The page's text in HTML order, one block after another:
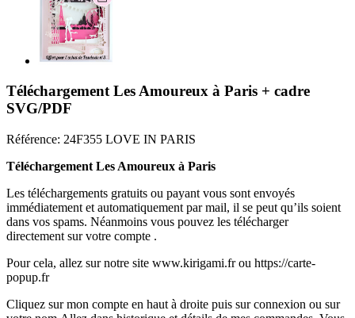
Téléchargement Les Amoureux à Paris + cadre
SVG/PDF
Référence: 24F355 LOVE IN PARIS
Téléchargement Les Amoureux à Paris
Les téléchargements gratuits ou payant vous sont envoyés
immédiatement et automatiquement par mail, il se peut qu’ils soient
dans vos spams. Néanmoins vous pouvez les télécharger
directement sur votre compte .
Pour cela, allez sur notre site www.kirigami.fr ou https://carte-
popup.fr
Cliquez sur mon compte en haut à droite puis sur connexion ou sur